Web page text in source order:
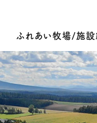
ふれあい牧場/施設